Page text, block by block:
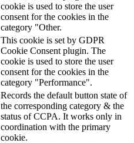
cookie is used to store the user
consent for the cookies in the
category "Other.
This cookie is set by GDPR
Cookie Consent plugin. The
cookie is used to store the user
consent for the cookies in the
category "Performance".
Records the default button state of
the corresponding category & the
status of CCPA. It works only in
coordination with the primary
cookie.